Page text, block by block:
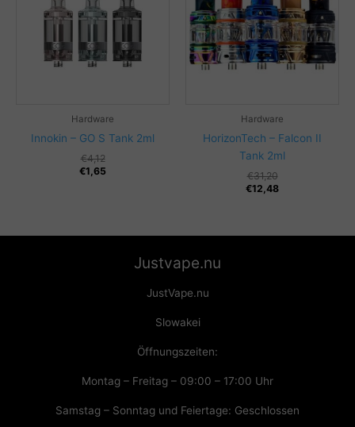
Hardware
Innokin – GO S Tank 2ml
€4,12
€1,65
Hardware
HorizonTech – Falcon II
Tank 2ml
€31,20
€12,48
Justvape.nu
JustVape.nu
Slowakei
Öffnungszeiten:
Montag – Freitag – 09:00 – 17:00 Uhr
Samstag – Sonntag und Feiertage: Geschlossen